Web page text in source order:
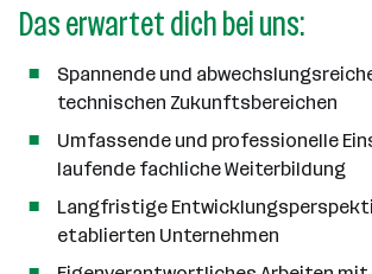
Das erwartet dich bei uns:
Spannende und
technischen Zukunftsbereichen
Umfassende und professionelle
laufende fachliche Weiterbildung
Langfristige
etablierten Unternehmen